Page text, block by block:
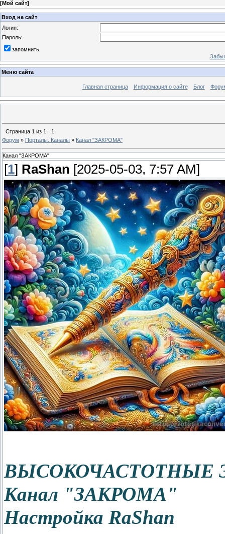
[Мой сайт]
Вход на сайт
Логин:
Пароль:
запомнить
Меню сайта
Главная страница Информация о сайте Блог
Страница 1 из 1
1
Форум » Порталы, Каналы » Канал "ЗАКРОМА"
Канал "ЗАКРОМА"
[1] RaShan [2025-05-03, 7:57 AM]
ВЫСОКОЧАСТОТНЫЕ
Канал "ЗАКРОМА"
Настройка RaShan